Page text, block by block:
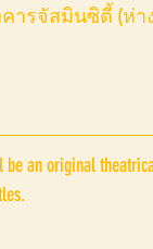
อาคารจัสมินซิตี้ (
be an original